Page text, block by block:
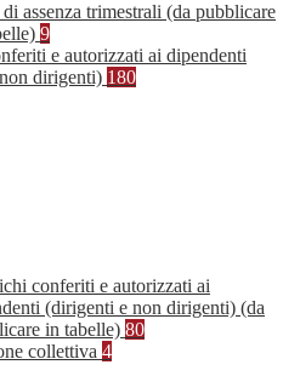
di assenza trimestrali (da pubblicare
9
e autorizzati ai dipendenti
dirigenti) 180
conferiti e autorizzati ai
(dirigenti e non dirigenti) (da
in tabelle) 80
collettiva 4